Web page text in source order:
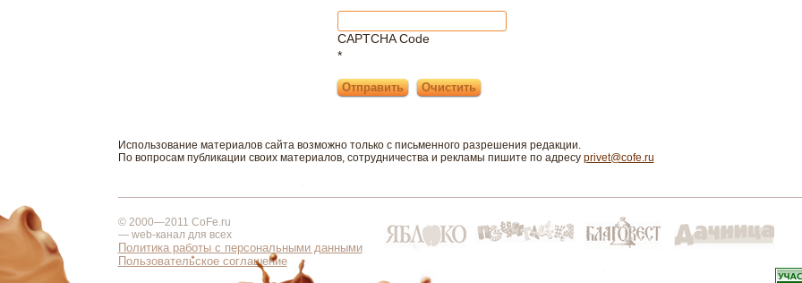
CAPTCHA Code
*
Использование материалов сайта возможно только с письменного разрешения редакции.
По вопросам публикации своих материалов, сотрудничества и рекламы пишите по адресу privet@cofe.ru
© 2000—2011 CoFe.ru
— web-канал для всех
Политика работы с персональными данными
Пользовательское соглашение